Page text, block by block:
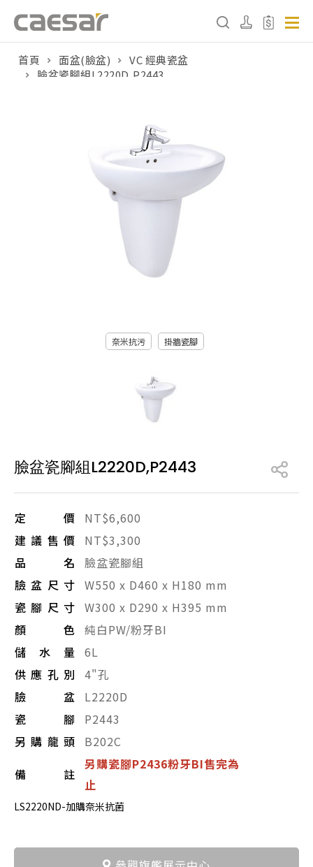
販賣中商品 已下架商品
已下架商品
首頁 面盆(臉盆)
VC 經典瓷盆
臉盆瓷腳組L2220D,P2443
奈米抗污 掛牆瓷腳
臉盆瓷腳組L2220D,P2443
定價
NT$6,600
建議售價
NT$3,300
品名
臉盆瓷腳組
臉盆尺寸 W550 x D460 x H180 mm
瓷腳尺寸 W300 x D290 x H395 mm
顏色 純白PW/粉牙BI
儲水量 6L
供應孔別
4"孔
臉盆
L2220D
瓷腳
P2443
另購龍頭
B202C
備註
另購瓷腳P2436粉牙BI售完為
止
LS2220ND-加購奈米抗菌